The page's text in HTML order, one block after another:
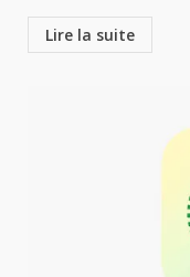
Lire la suite